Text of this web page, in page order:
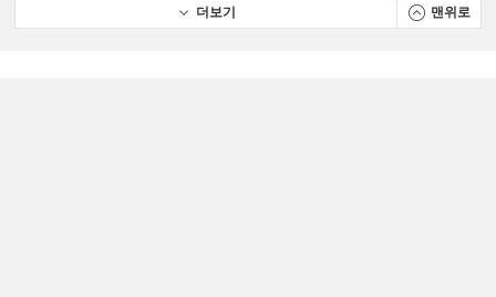
더보기 맨위로